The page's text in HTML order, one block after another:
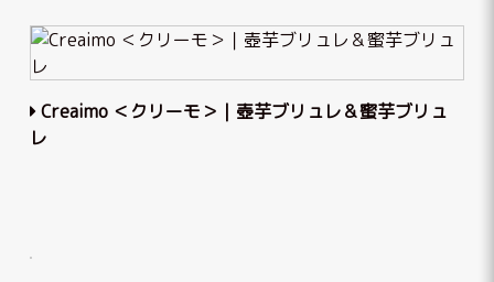
Creaimo ＜クリーモ＞｜壺芋ブリュレ＆蜜芋ブリュ
レ